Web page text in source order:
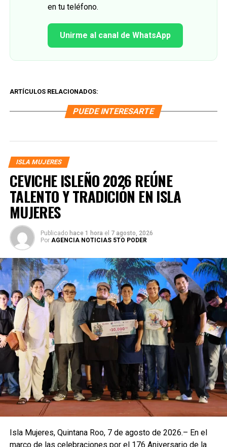
en tu teléfono.
Unirme al canal de WhatsApp
ARTÍCULOS RELACIONADOS:
PUEDE INTERESARTE
ISLA MUJERES
CEVICHE ISLEÑO 2026 REÚNE
TALENTO Y TRADICIÓN EN ISLA
MUJERES
Publicado hace 1 hora el 7 agosto, 2026
Por AGENCIA NOTICIAS 5TO PODER
Isla Mujeres, Quintana Roo, 7 de agosto de 2026.– En el
marco de las celebraciones por el 176 Aniversario de la